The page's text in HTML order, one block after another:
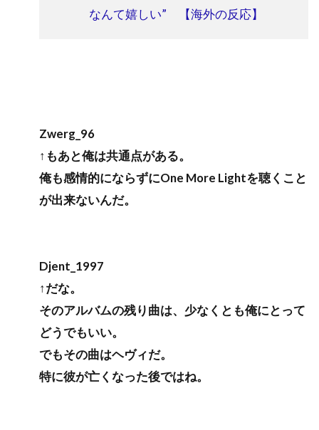
なんて嬉しい” 【海外の反応】
Zwerg_96
↑もあと俺は共通点がある。
俺も感情的にならずにOne More Lightを聴くこと
が出来ないんだ。
Djent_1997
↑だな。
そのアルバムの残り曲は、少なくとも俺にとって
どうでもいい。
でもその曲はヘヴィだ。
特に彼が亡くなった後ではね。